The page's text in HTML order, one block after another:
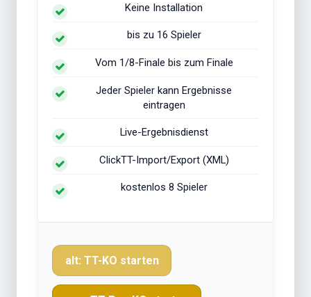
Keine Installation
bis zu 16 Spieler
Vom 1/8-Finale bis zum Finale
Jeder Spieler kann Ergebnisse
eintragen
Live-Ergebnisdienst
ClickTT-Import/Export (XML)
kostenlos 8 Spieler
alt: TT-KO starten